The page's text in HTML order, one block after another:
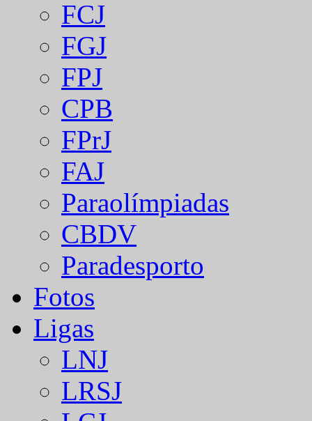
FCJ
FGJ
FPJ
CPB
FPrJ
FAJ
Paraolímpiadas
CBDV
Paradesporto
Fotos
Ligas
LNJ
LRSJ